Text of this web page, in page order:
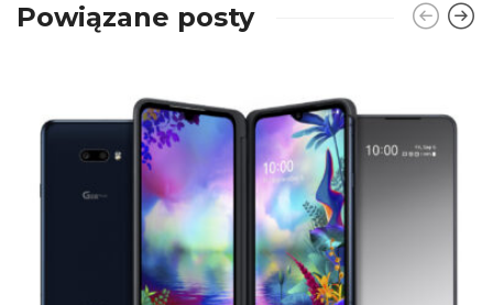
Powiązane posty